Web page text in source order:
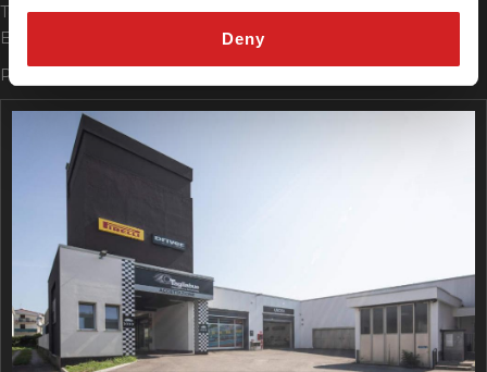
Deny
Tel. +39 039 2312067
E-mail monza@tagliabuegomme.net
P.IVA 02632940967